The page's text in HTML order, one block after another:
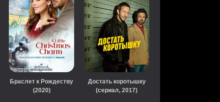
Браслет к Рождеству
(2020)
Достать коротышку
(сериал, 2017)